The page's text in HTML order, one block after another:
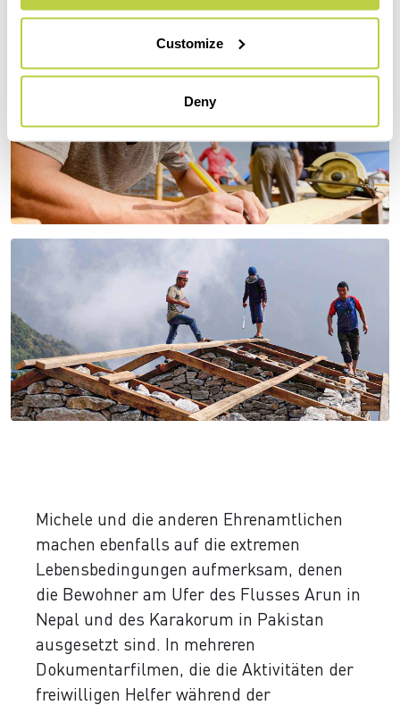
Customize
Deny
Michele und die anderen Ehrenamtlichen
machen ebenfalls auf die extremen
Lebensbedingungen aufmerksam, denen
die Bewohner am Ufer des Flusses Arun in
Nepal und des Karakorum in Pakistan
ausgesetzt sind. In mehreren
Dokumentarfilmen, die die Aktivitäten der
freiwilligen Helfer während der